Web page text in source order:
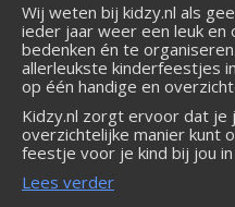
Wij weten bij kidzy.nl als
ieder jaar weer een leuk
bedenken én te
allerleukste kinderfeestjes
op één handige en
Kidzy.nl zorgt ervoor dat je
overzichtelijke manier kunt
feestje voor je kind bij jou
Lees verder